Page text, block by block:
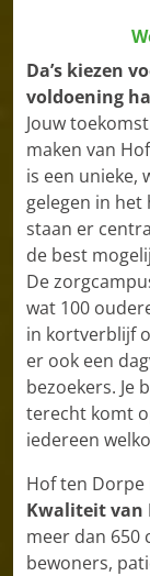
Da’s kiezen
voldoening
Jouw
maken van
is een unieke,
gelegen in het
staan er
de best
De
wat 100
in kortverblijf
er ook een
bezoekers. Je
terecht komt
iedereen
Hof ten Dorpe
Kwaliteit van
meer dan 650
bewoners,